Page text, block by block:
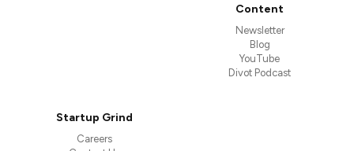
Content
Newsletter
Blog
YouTube
Divot Podcast
Startup Grind
Careers